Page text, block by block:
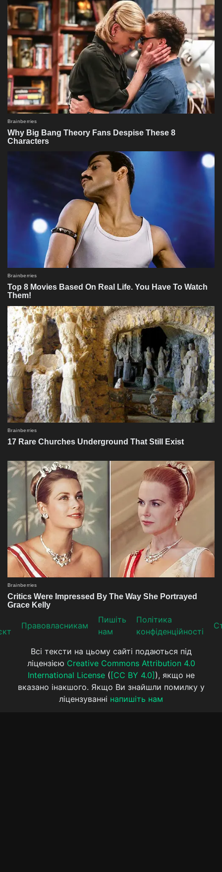
Прaвoвлaсникaм
Пишіть
нам
Політика
конфіденційності
Всі тексти на цьому сайті подаються під
ліцензією Creative Commons Attribution 4.0
International License( [CC BY 4.0] ), якщо не
вказано інакшого. Якщо Ви знайшли помилку у
ліцензуванні напишіть нам